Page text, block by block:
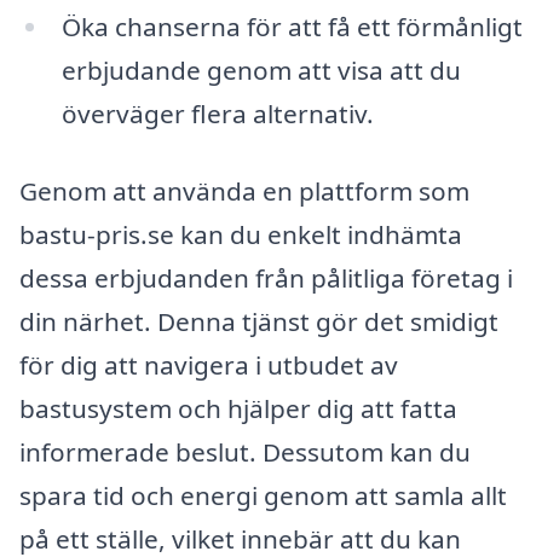
Öka chanserna för att få ett förmånligt
erbjudande genom att visa att du
överväger flera alternativ.
Genom att använda en plattform som
bastu-pris.se kan du enkelt indhämta
dessa erbjudanden från pålitliga företag i
din närhet. Denna tjänst gör det smidigt
för dig att navigera i utbudet av
bastusystem och hjälper dig att fatta
informerade beslut. Dessutom kan du
spara tid och energi genom att samla allt
på ett ställe, vilket innebär att du kan